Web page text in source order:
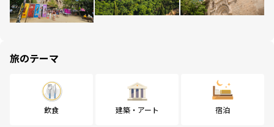
旅のテーマ
飲食 建築・アート 宿泊